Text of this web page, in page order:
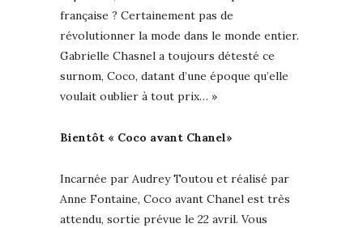
française ? Certainement pas de
révolutionner la mode dans le monde entier.
Gabrielle Chasnel a toujours détesté ce
surnom, Coco, datant d’une époque qu’elle
voulait oublier à tout prix… »
Bientôt « Coco avant Chanel»
Incarnée par Audrey Toutou et réalisé par
Anne Fontaine, Coco avant Chanel est très
attendu, sortie prévue le 22 avril. Vous